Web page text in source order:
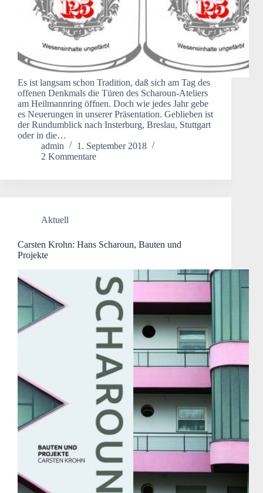
Es ist langsam schon Tradition, daß sich am Tag des
offenen Denkmals die Türen des Scharoun-Ateliers
am Heilmannring öffnen. Doch wie jedes Jahr gebe
es Neuerungen in unserer Präsentation. Geblieben ist
der Rundumblick nach Insterburg, Breslau, Stuttgart
oder in die…
admin
1. September 2018
2 Kommentare
Aktuell
Carsten Krohn: Hans Scharoun, Bauten und
Projekte